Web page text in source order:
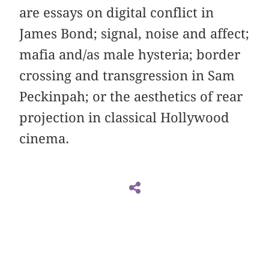
are essays on digital conflict in
James Bond; signal, noise and affect;
mafia and/as male hysteria; border
crossing and transgression in Sam
Peckinpah; or the aesthetics of rear
projection in classical Hollywood
cinema.